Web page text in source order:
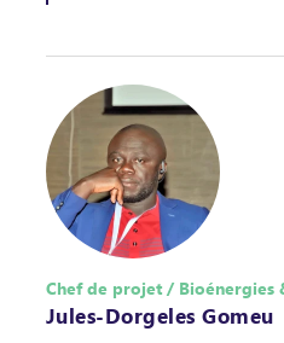
Chef de projet / Bioénergies
Jules-Dorgeles Gomeu